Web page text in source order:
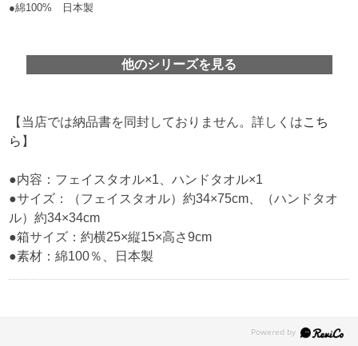
●綿100% 日本製
他のシリーズを見る
【当店では納品書を同封しておりません。詳しくはこち
ら 】
●内容：フェイスタオル×1、ハンドタオル×1
●サイズ：（フェイスタオル）約34×75cm、（ハンドタオ
ル）約34×34cm
●箱サイズ：約横25×縦15×高さ9cm
●素材：綿100％、日本製